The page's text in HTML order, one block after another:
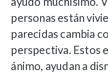
personas están
parecidas cambia
perspectiva. Estos
ánimo, ayudan a